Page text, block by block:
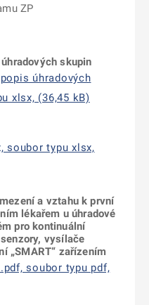
ZP
skupin
úhradových
xlsx, (36,45 kB)
soubor typu xlsx,
a vztahu k první
lékařem u úhradové
pro kontinuální
vysílače
„SMART“ zařízením
soubor typu pdf,